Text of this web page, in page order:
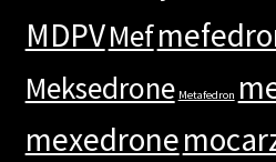
MDPVMef
Meksedrone Metafedron
mexedrone